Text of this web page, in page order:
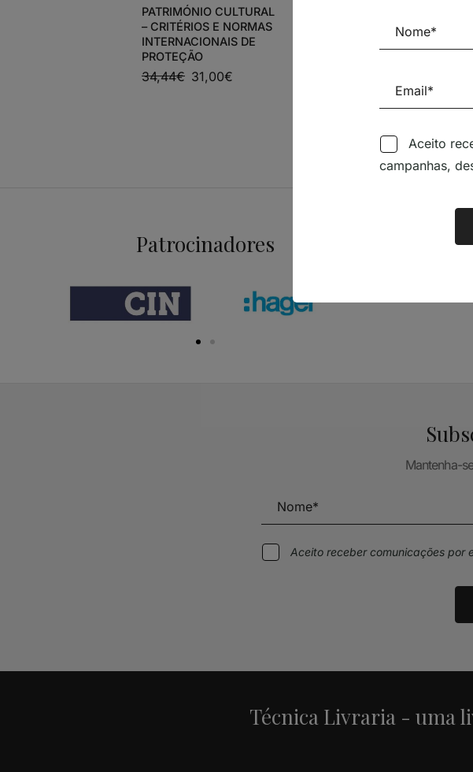
PATRIMÓNIO CULTURAL
– CRITÉRIOS E NORMAS
INTERNACIONAIS DE
PROTEÇÃO
34,44€ 31,00€
Patrocinadores
Mantenha-
Aceito receber comunicações por
Técnica Livraria - uma
Aceito
campanhas,